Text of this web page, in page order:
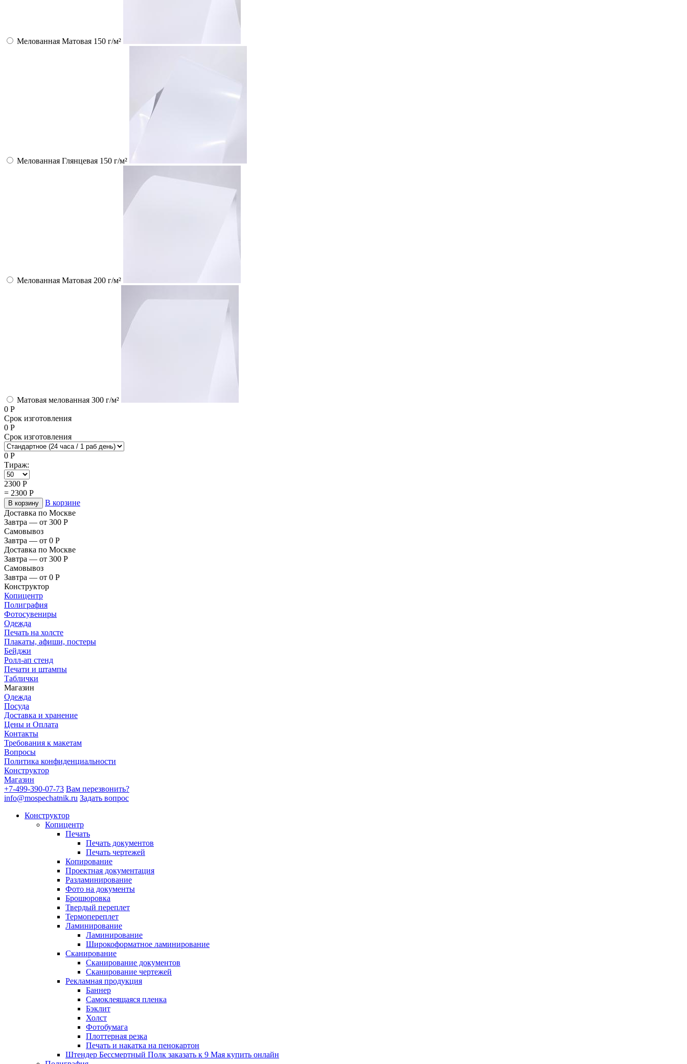
Мелованная Матовая 150 г/м²
Мелованная Глянцевая 150 г/м²
Мелованная Матовая 200 г/м²
Матовая мелованная 300 г/м²
0 Р
Срок изготовления
0 Р
Срок изготовления
0 Р
Тираж:
2300 Р
= 2300 Р
В корзину
В корзине
Доставка по Москве
Завтра — от 300 Р
Самовывоз
Завтра — от 0 Р
Доставка по Москве
Завтра — от 300 Р
Самовывоз
Завтра — от 0 Р
Конструктор
Копицентр
Полиграфия
Фотосувениры
Одежда
Печать на холсте
Плакаты, афиши, постеры
Бейджи
Ролл-ап стенд
Печати и штампы
Таблички
Магазин
Одежда
Посуда
Доставка и хранение
Цены и Оплата
Контакты
Требования к макетам
Вопросы
Политика конфиденциальности
Конструктор
Магазин
+7-499-390-07-73 Вам перезвонить?
info@mospechatnik.ru Задать вопрос
Конструктор
Копицентр
Печать
Печать документов
Печать чертежей
Копирование
Проектная документация
Разламинирование
Фото на документы
Брошюровка
Твердый переплет
Термопереплет
Ламинирование
Ламинирование
Широкоформатное ламинирование
Сканирование
Сканирование документов
Сканирование чертежей
Рекламная продукция
Баннер
Самоклеящаяся пленка
Бэклит
Холст
Фотобумага
Плоттерная резка
Печать и накатка на пенокартон
Штендер Бессмертный Полк заказать к 9 Мая купить онлайн